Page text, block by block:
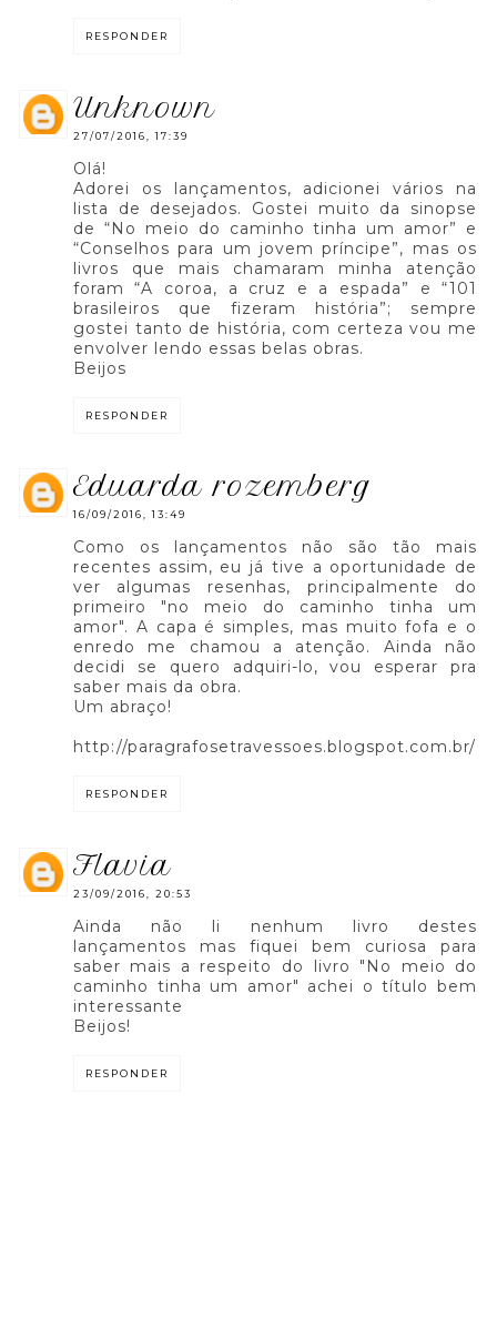
RESPONDER
unknown
27/07/2016, 17:39
Olá!
Adorei os lançamentos, adicionei vários na
lista de desejados. Gostei muito da sinopse
de “No meio do caminho tinha um amor” e
“Conselhos para um jovem príncipe”, mas os
livros que mais chamaram minha atenção
foram “A coroa, a cruz e a espada” e “101
brasileiros que fizeram história”; sempre
gostei tanto de história, com certeza vou me
envolver lendo essas belas obras.
Beijos
RESPONDER
eduarda rozemberg
16/09/2016, 13:49
Como os lançamentos não são tão mais
recentes assim, eu já tive a oportunidade de
ver algumas resenhas, principalmente do
primeiro "no meio do caminho tinha um
amor". A capa é simples, mas muito fofa e o
enredo me chamou a atenção. Ainda não
decidi se quero adquiri-lo, vou esperar pra
saber mais da obra.
Um abraço!
http://paragrafosetravessoes.blogspot.com.br/
RESPONDER
flavia
23/09/2016, 20:53
Ainda não li nenhum livro destes
lançamentos mas fiquei bem curiosa para
saber mais a respeito do livro "No meio do
caminho tinha um amor" achei o título bem
interessante
Beijos!
RESPONDER